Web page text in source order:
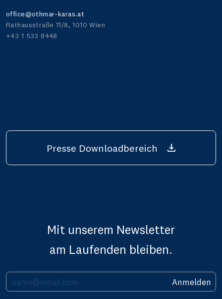
office@othmar-karas.at
Rathausstraße 11/8, 1010 Wien
+43 1 533 8448
Presse Downloadbereich
Mit unserem Newsletter
am Laufenden bleiben.
Ihre E-Mail Adresse Anmelden